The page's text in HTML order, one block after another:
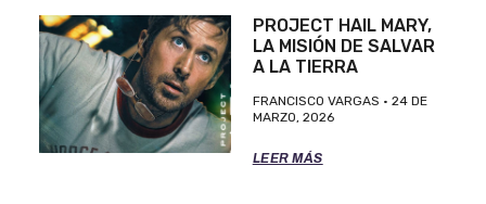
PROJECT HAIL MARY,
LA MISIÓN DE SALVAR
A LA TIERRA
FRANCISCO VARGAS
24 DE
MARZO, 2026
LEER MÁS